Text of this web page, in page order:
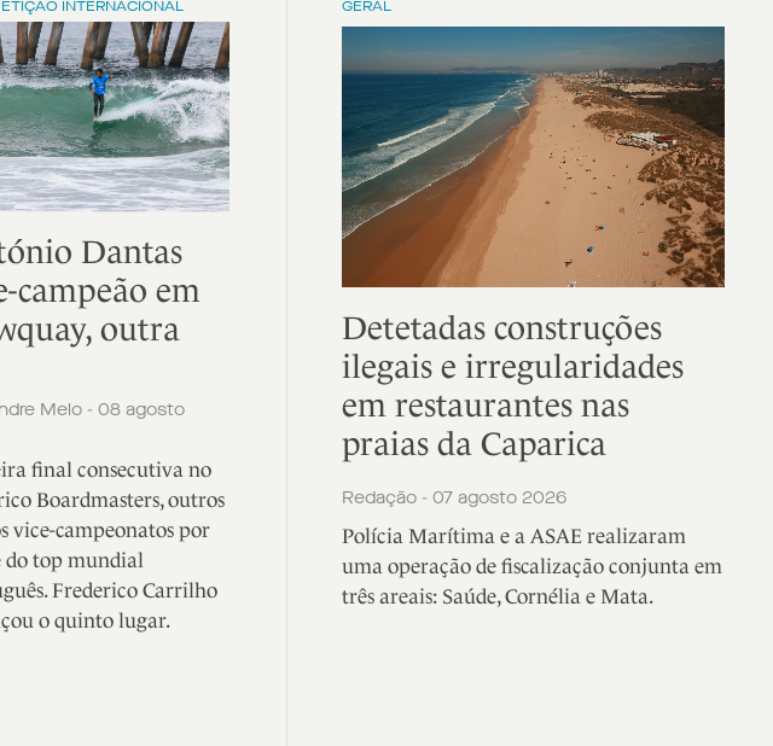
INTERNACIONAL
Dantas
campeão em
outra
Melo - 08 agosto
final consecutiva no
Boardmasters, outros
vice-campeonatos por
do top mundial
Frederico Carrilho
o quinto lugar.
GERAL
Detetadas construções
ilegais e irregularidades
em restaurantes nas
praias da Caparica
Redação - 07 agosto 2026
Polícia Marítima e a ASAE realizaram
uma operação de fiscalização conjunta em
três areais: Saúde, Cornélia e Mata.